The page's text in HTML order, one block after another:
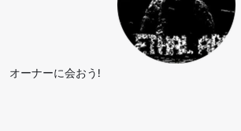
オーナーに会おう!